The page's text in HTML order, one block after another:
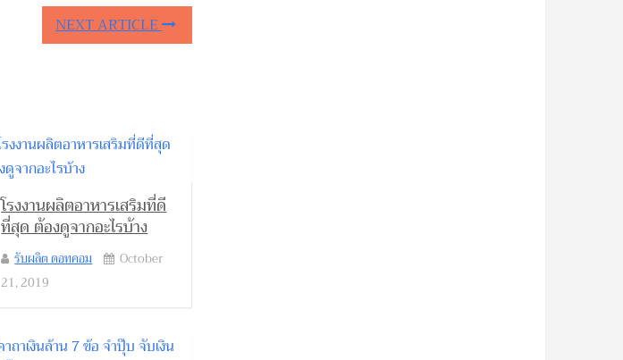
NEXT ARTICLE
โรงงานผลิตอาหารเสริมที่ดี
ที่สุด ต้องดูจากอะไรบ้าง
รับผลิต ดอทคอม
October
21, 2019